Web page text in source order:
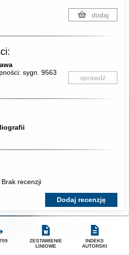
dodaj
sygn. 9563
sprawdź
Brak recenzji
Dodaj recenzję
ZESTAWIENIE
LINIOWE
INDEKS
AUTORSKI